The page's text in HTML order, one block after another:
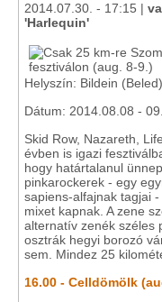
2014.07.30. - 17:15 |
'Harlequin'
Helyszín: Bildein (Beled)
Dátum: 2014.08.08 - 09.
Skid Row, Nazareth,
évben is igazi
hogy határtalanul
pinkarockerek - egy
sapiens-alfajnak tagjai
mixet kapnak. A zene
alternatív zenék széles
osztrák hegyi borozó
sem. Mindez 25
16.00 - Celldömölk